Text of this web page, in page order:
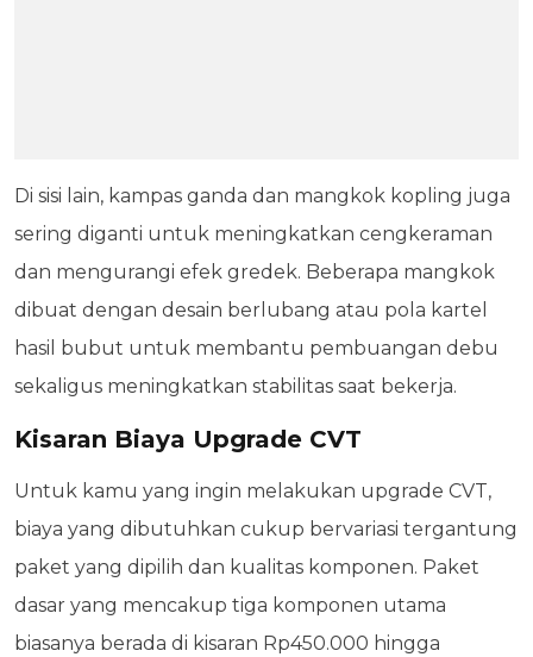
Di sisi lain, kampas ganda dan mangkok kopling juga
sering diganti untuk meningkatkan cengkeraman
dan mengurangi efek gredek. Beberapa mangkok
dibuat dengan desain berlubang atau pola kartel
hasil bubut untuk membantu pembuangan debu
sekaligus meningkatkan stabilitas saat bekerja.
Kisaran Biaya Upgrade CVT
Untuk kamu yang ingin melakukan upgrade CVT,
biaya yang dibutuhkan cukup bervariasi tergantung
paket yang dipilih dan kualitas komponen. Paket
dasar yang mencakup tiga komponen utama
biasanya berada di kisaran Rp450.000 hingga